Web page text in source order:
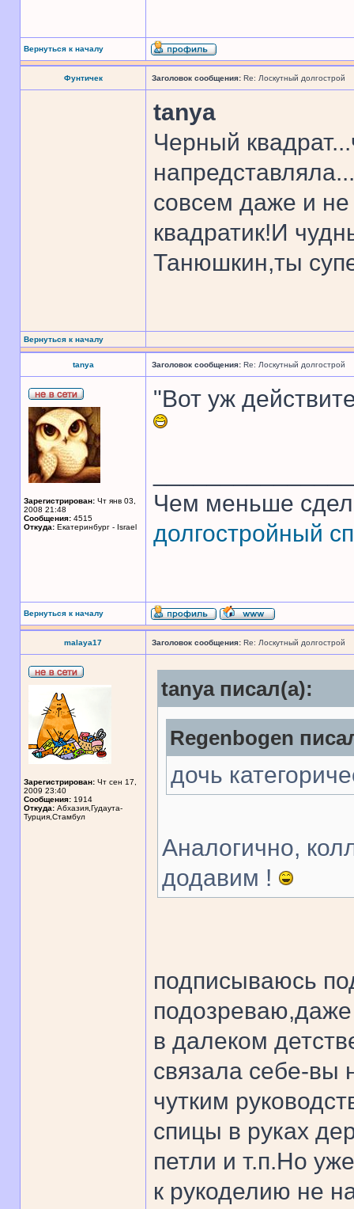
Вернуться к началу
Фунтичек Заголовок сообщения: Re: Лоскутный долгострой
tanya
Черный
совсем даже и
квадратик!И
Танюшкин,ты
Вернуться к началу
tanya Заголовок сообщения: Re: Лоскутный долгострой
Зарегистрирован: Чт янв 03,
2008 21:48
Сообщения: 4515
Откуда: Екатеринбург - Israel
"Вот уж
Чем меньше
долгостройный
Вернуться к началу
malaya17 Заголовок сообщения: Re: Лоскутный долгострой
Зарегистрирован: Чт сен 17,
2009 23:40
Сообщения: 1914
Откуда: Абхазия,Гудаута-
Турция,Стамбул
tanya писал(а):
Regenbogen
дочь
Аналогично,
додавим !
подписываюсь
подозреваю,даже
в далеком
связала себе-вы
чутким
спицы в руках
петли и т.п.Но
к рукоделию не